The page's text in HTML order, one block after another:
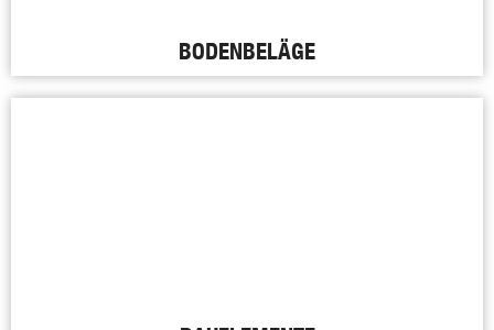
BODENBELÄGE